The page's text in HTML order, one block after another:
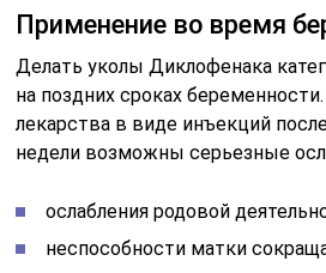
Применение во время
Делать уколы Диклофенака
на поздних сроках
лекарства в виде инъекций
недели возможны серьезные
ослабления родовой
неспособности матки